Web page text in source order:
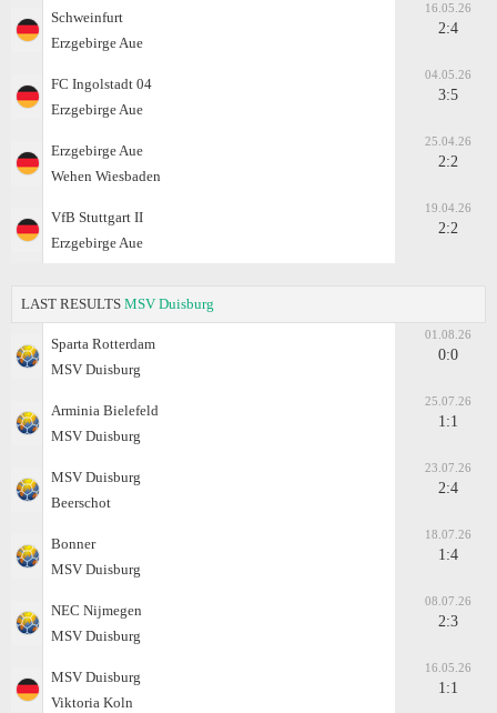
Schweinfurt
Erzgebirge Aue
16.05.26
2:4
FC Ingolstadt 04
Erzgebirge Aue
04.05.26
3:5
Erzgebirge Aue
Wehen Wiesbaden
25.04.26
2:2
VfB Stuttgart II
Erzgebirge Aue
19.04.26
2:2
LAST RESULTS MSV Duisburg
Sparta Rotterdam
MSV Duisburg
01.08.26
0:0
Arminia Bielefeld
MSV Duisburg
25.07.26
1:1
MSV Duisburg
Beerschot
23.07.26
2:4
Bonner
MSV Duisburg
18.07.26
1:4
NEC Nijmegen
MSV Duisburg
08.07.26
2:3
MSV Duisburg
Viktoria Koln
16.05.26
1:1